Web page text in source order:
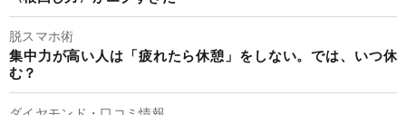
脱スマホ術
集中力が高い人は「疲れたら休憩」をしない。では、いつ休
む？